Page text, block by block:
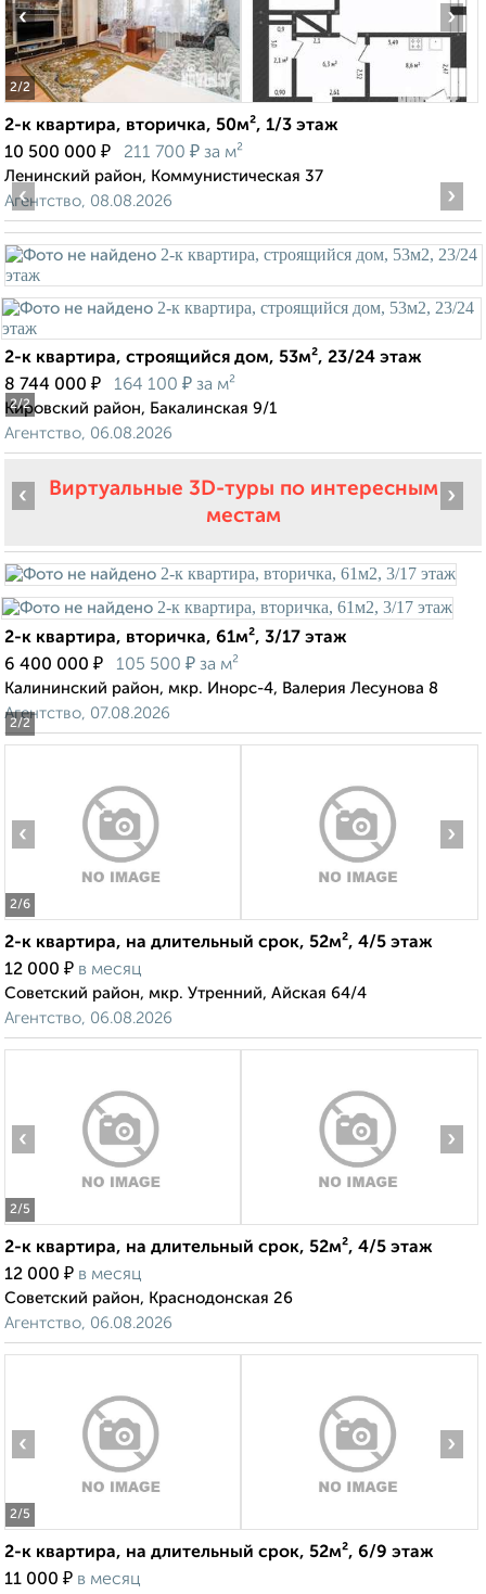
2/2
‹ ›
2-к квартира, вторичка, 50м², 1/3 этаж
10 500 000 ₽ 211 700 ₽ за м²
Ленинский район, Коммунистическая 37
Агентство, 08.08.2026
2/2
‹ ›
2-к квартира, строящийся дом, 53м², 23/24 этаж
8 744 000 ₽ 164 100 ₽ за м²
Кировский район, Бакалинская 9/1
Агентство, 06.08.2026
Виртуальные 3D-туры по интересным
местам
2/2
‹ ›
2-к квартира, вторичка, 61м², 3/17 этаж
6 400 000 ₽ 105 500 ₽ за м²
Калининский район, мкр. Инорс-4, Валерия Лесунова 8
Агентство, 07.08.2026
2/6
‹ ›
2-к квартира, на длительный срок, 52м², 4/5 этаж
12 000 ₽ в месяц
Советский район, мкр. Утренний, Айская 64/4
Агентство, 06.08.2026
2/5
‹ ›
2-к квартира, на длительный срок, 52м², 4/5 этаж
12 000 ₽ в месяц
Советский район, Краснодонская 26
Агентство, 06.08.2026
2/5
‹ ›
2-к квартира, на длительный срок, 52м², 6/9 этаж
11 000 ₽ в месяц